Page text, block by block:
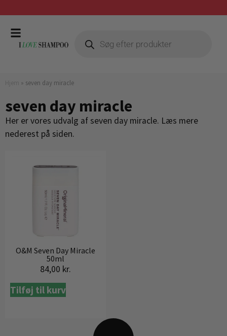
Gratis fragt ved køb over 399,-
» seven day miracle
seven day miracle
Her er vores udvalg af seven day miracle. Læs mere
nederest på siden.
O&M Seven Day Miracle
50ml
84,00 kr.
Tilføj til kurv